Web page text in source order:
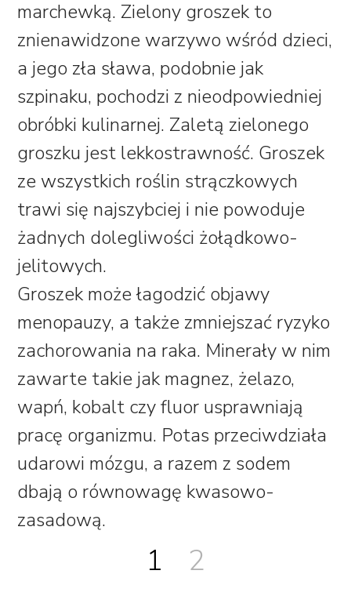
marchewką. Zielony groszek to
znienawidzone warzywo wśród dzieci,
a jego zła sława, podobnie jak
szpinaku, pochodzi z nieodpowiedniej
obróbki kulinarnej. Zaletą zielonego
groszku jest lekkostrawność. Groszek
ze wszystkich roślin strączkowych
trawi się najszybciej i nie powoduje
żadnych dolegliwości żołądkowo-
jelitowych.
Groszek może łagodzić objawy
menopauzy, a także zmniejszać ryzyko
zachorowania na raka. Minerały w nim
zawarte takie jak magnez, żelazo,
wapń, kobalt czy fluor usprawniają
pracę organizmu. Potas przeciwdziała
udarowi mózgu, a razem z sodem
dbają o równowagę kwasowo-
zasadową.
1 2